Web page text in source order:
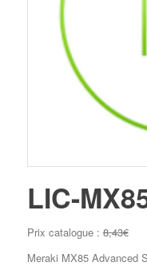
LIC-
Prix catalogue :8,43€
Meraki MX85 Advanced